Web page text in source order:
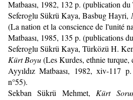
Matbaası, 1982, 132 p. (publication
Seferoglu Sükrü Kaya, Basbug Hayri,
(La nation et la conscience de l'unité
Matbaası, 1985, 135 p. (publications
Seferoglu Sükrü Kaya, Türközü H.
Kürt Boyu(Les Kurdes, ethnie turque,
Ayyıldız Matbaası, 1982, xiv-117
n°55).
Sekban Sükrü Mehmet, Kürt